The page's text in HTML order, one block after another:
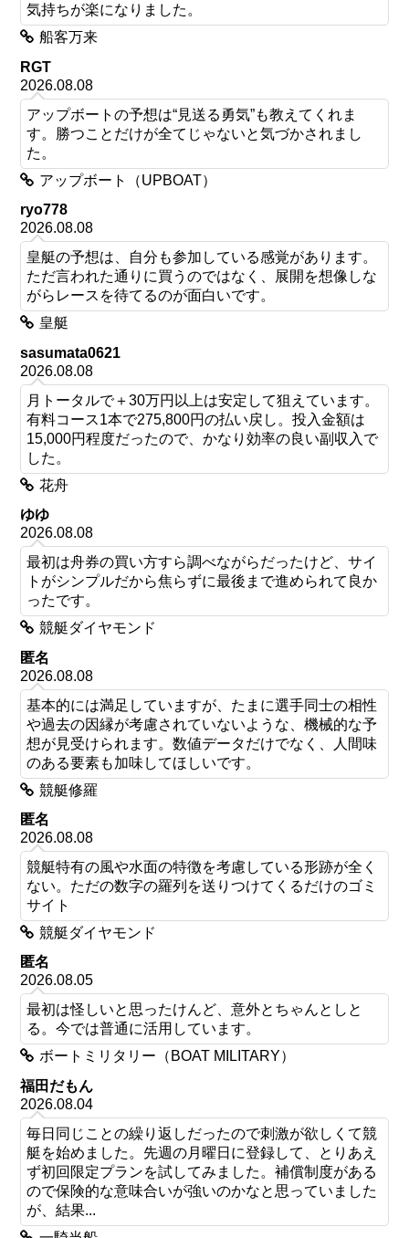
気持ちが楽になりました。
船客万来
RGT
2026.08.08
アップボートの予想は“見送る勇気”も教えてくれま
す。勝つことだけが全てじゃないと気づかされまし
た。
アップボート（UPBOAT）
ryo778
2026.08.08
皇艇の予想は、自分も参加している感覚があります。
ただ言われた通りに買うのではなく、展開を想像しな
がらレースを待てるのが面白いです。
皇艇
sasumata0621
2026.08.08
月トータルで＋30万円以上は安定して狙えています。
有料コース1本で275,800円の払い戻し。投入金額は
15,000円程度だったので、かなり効率の良い副収入で
した。
花舟
ゆゆ
2026.08.08
最初は舟券の買い方すら調べながらだったけど、サイ
トがシンプルだから焦らずに最後まで進められて良か
ったです。
競艇ダイヤモンド
匿名
2026.08.08
基本的には満足していますが、たまに選手同士の相性
や過去の因縁が考慮されていないような、機械的な予
想が見受けられます。数値データだけでなく、人間味
のある要素も加味してほしいです。
競艇修羅
匿名
2026.08.08
競艇特有の風や水面の特徴を考慮している形跡が全く
ない。ただの数字の羅列を送りつけてくるだけのゴミ
サイト
競艇ダイヤモンド
匿名
2026.08.05
最初は怪しいと思ったけんど、意外とちゃんとしと
る。今では普通に活用しています。
ボートミリタリー（BOAT MILITARY）
福田だもん
2026.08.04
毎日同じことの繰り返しだったので刺激が欲しくて競
艇を始めました。先週の月曜日に登録して、とりあえ
ず初回限定プランを試してみました。補償制度がある
ので保険的な意味合いが強いのかなと思っていました
が、結果...